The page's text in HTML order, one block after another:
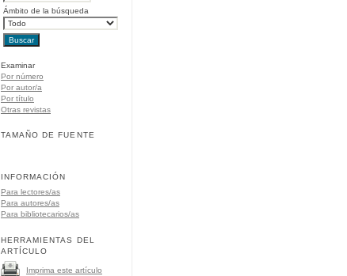
Ámbito de la búsqueda
Examinar
Por número
Por autor/a
Por título
Otras revistas
TAMAÑO DE FUENTE
INFORMACIÓN
Para lectores/as
Para autores/as
Para bibliotecarios/as
HERRAMIENTAS DEL
ARTÍCULO
Imprima este artículo